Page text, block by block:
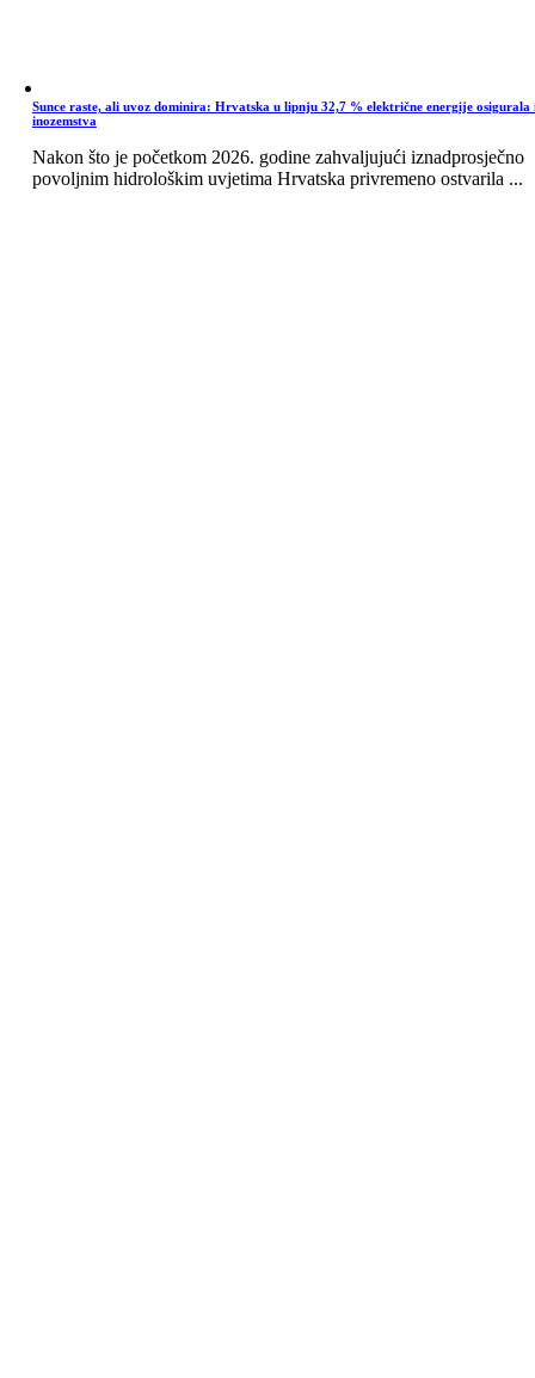
Sunce raste, ali uvoz dominira: Hrvatska u lipnju 32,7 % električne energije osigurala
inozemstva
Nakon što je početkom 2026. godine zahvaljujući iznadprosječno
povoljnim hidrološkim uvjetima Hrvatska privremeno ostvarila ...